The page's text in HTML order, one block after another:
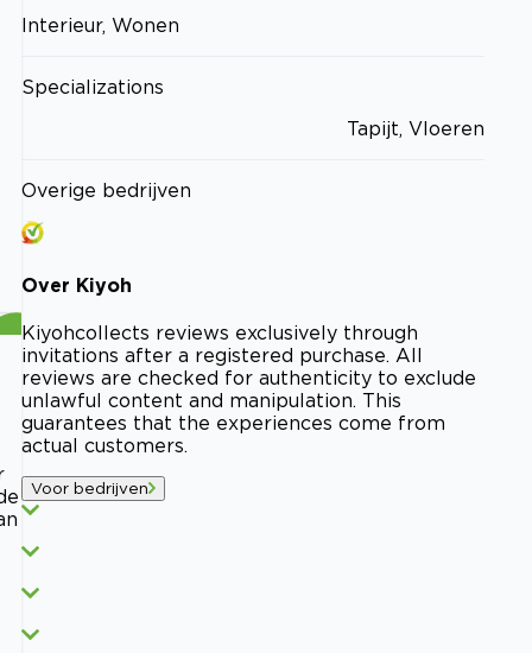
Interieur, Wonen
Specializations
Tapijt, Vloeren
Overige bedrijven
Over Kiyoh
Kiyohcollects reviews exclusively through
invitations after a registered purchase. All
reviews are checked for authenticity to exclude
unlawful content and manipulation. This
guarantees that the experiences come from
actual customers.
Voor bedrijven